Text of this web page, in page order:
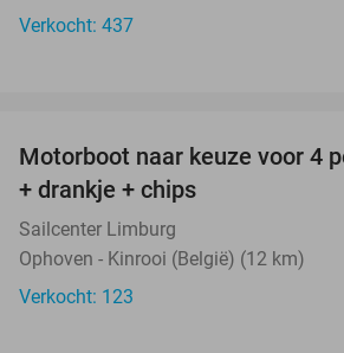
Verkocht: 437
Motorboot naar keuze voor 4
+ drankje + chips
Sailcenter Limburg
Ophoven - Kinrooi (België) (12 km)
Verkocht: 123